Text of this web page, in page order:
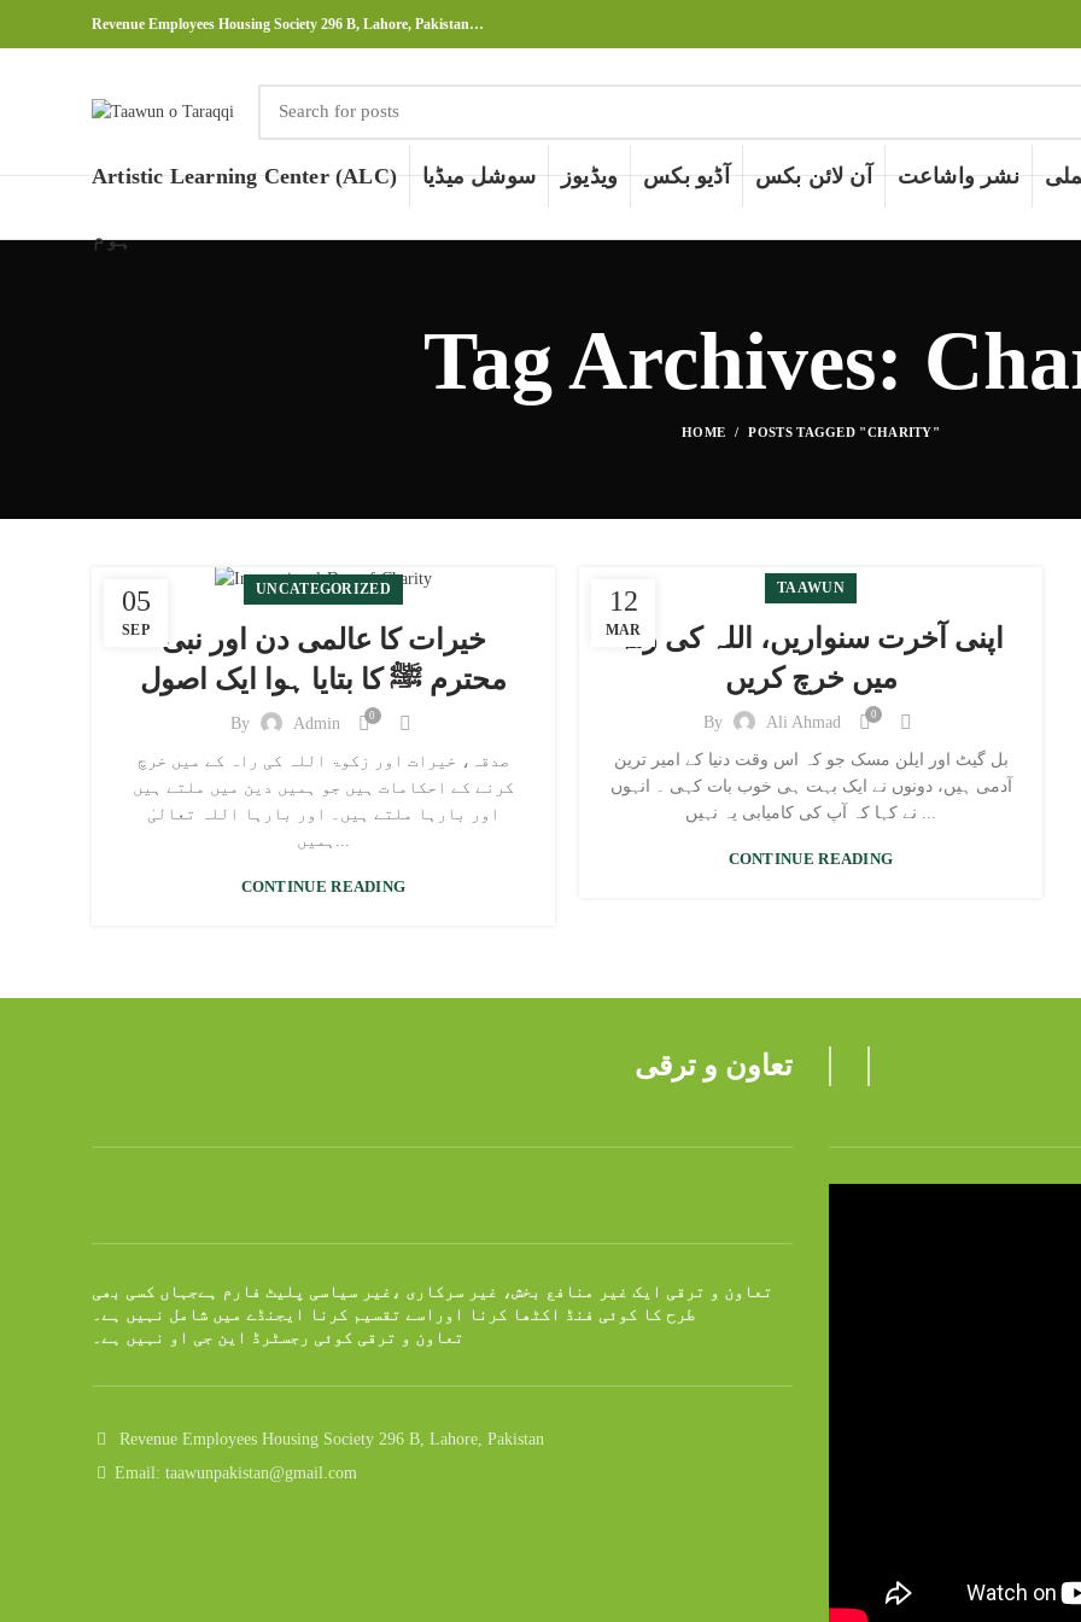
Revenue Employees Housing Society 296 B, Lahore, Pakistan…
Artistic Learning Center (ALC) سوشل میڈیا ویڈیوز آڈیو بکس آن لائن بکس نشر واشاعت
ہوم
Tag Archives:
HOME POSTS TAGGED "CHARITY"
05
SEP
UNCATEGORIZED
خیرات کا عالمی دن اور نبی
محترم ﷺ کا بتایا ہوا ایک اصول
By Admin 0
صدقہ، خیرات اور زکوۃ اللہ کی راہ کے میں خرچ
کرنے کے احکامات ہیں جو ہمیں دین میں ملتے ہیں
اور بارہا ملتے ہیں۔ اور بارہا اللہ تعالیٰ
CONTINUE READING
12
MAR
TAAWUN
اپنی آخرت سنواریں، اللہ کی راہ
میں خرچ کریں
By Ali Ahmad 0
بل گیٹ اور ایلن مسک جو کہ اس وقت دنیا کے امیر ترین
آدمی ہیں، دونوں نے ایک بہت ہی خوب بات کہی ۔ انہوں
نے کہا کہ آپ کی کامیابی یہ نہیں ...
CONTINUE READING
تعاون و ترقی
تعاون و ترقی ایک غیر منافع بخش، غیر سرکاری ،غیر سیاسی پلیٹ فارم ہےجہاں کسی بھی
طرح کا کوئی فنڈ اکٹھا کرنا اوراسے تقسیم کرنا ایجنڈے میں شامل نہیں ہے۔
تعاون و ترقی کوئی رجسٹرڈ این جی او نہیں ہے۔
Revenue Employees Housing Society 296 B, Lahore, Pakistan
Email: taawunpakistan@gmail.com